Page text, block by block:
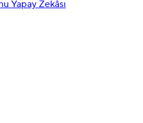
Yapay Zekâsı